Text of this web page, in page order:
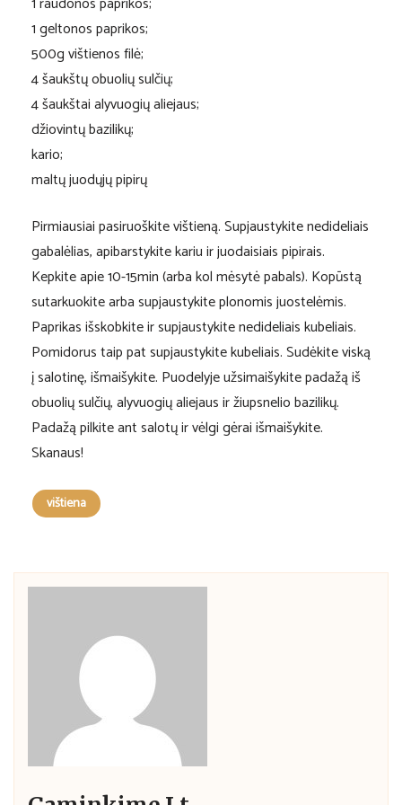
1 geltonos paprikos;
500g vištienos filė;
4 šaukštų obuolių sulčių;
4 šaukštai alyvuogių aliejaus;
džiovintų bazilikų;
kario;
maltų juodųjų pipirų
Pirmiausiai pasiruoškite vištieną. Supjaustykite nedideliais
gabalėlias, apibarstykite kariu ir juodaisiais pipirais.
Kepkite apie 10-15min (arba kol mėsytė pabals). Kopūstą
sutarkuokite arba supjaustykite plonomis juostelėmis.
Paprikas išskobkite ir supjaustykite nedideliais kubeliais.
Pomidorus taip pat supjaustykite kubeliais. Sudėkite viską
į salotinę, išmaišykite. Puodelyje užsimaišykite padažą iš
obuolių sulčių, alyvuogių aliejaus ir žiupsnelio bazilikų.
Padažą pilkite ant salotų ir vėlgi gėrai išmaišykite.
Skanaus!
vištiena